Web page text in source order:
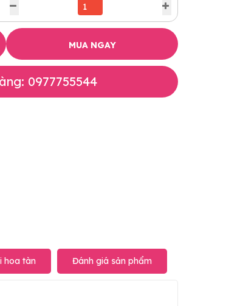
MUA NGAY
0977755544
hoa tàn Đánh giá sản phẩm